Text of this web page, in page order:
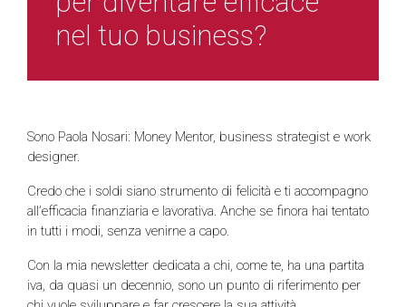
nel tuo business?
Sono Paola Nosari: Money Mentor, business strategist e work
designer.
Credo che i soldi siano strumento di felicità e ti accompagno
all’efficacia finanziaria e lavorativa. Anche se finora hai tentato
in tutti i modi, senza venirne a capo.
Con la mia newsletter dedicata a chi, come te, ha una partita
iva, da quasi un decennio, sono un punto di riferimento per